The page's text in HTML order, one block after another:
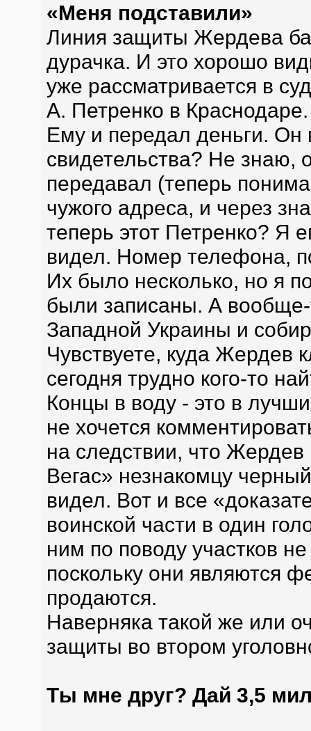
«Меня подставили»
Линия защиты Жердева
дурачка. И это хорошо
уже рассматривается в
А. Петренко в
Ему и передал деньги. Он
свидетельства? Не знаю,
передавал (теперь
чужого адреса, и через
теперь этот Петренко? Я
видел. Номер телефона,
Их было несколько, но я
были записаны. А
Западной Украины и
Чувствуете, куда Жердев
сегодня трудно кого-то
Концы в воду - это в
не хочется
на следствии, что
Вегас» незнакомцу
видел. Вот и все
воинской части в один
ним по поводу участков
поскольку они являются
продаются.
Наверняка такой же или
защиты во втором
Ты мне друг? Дай 3,5